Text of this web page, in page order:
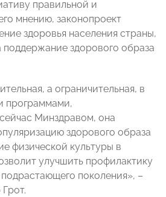
правильной и
мнению, законопроект
здоровья населения страны,
поддержание здорового образа
а ограничительная, в
программами,
Минздравом, она
здорового образа
физической культуры в
улучшить профилактику
поколения», –